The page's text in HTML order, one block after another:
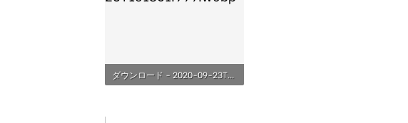
ダウンロード - 2020-09-23T161851.999.webp